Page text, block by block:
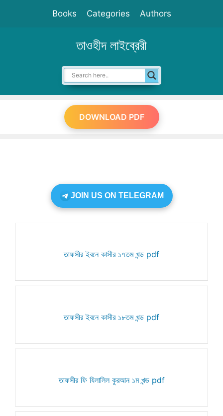
Books Categories Authors
তাওহীদ লাইব্রেরী
DOWNLOAD PDF
JOIN US ON TELEGRAM
তাফসীর ইবনে কাসীর ১৭তম খন্ড pdf
তাফসীর ইবনে কাসীর ১৮তম খন্ড pdf
তাফসীর ফি যিলালিল কুরআন ১ম খন্ড pdf